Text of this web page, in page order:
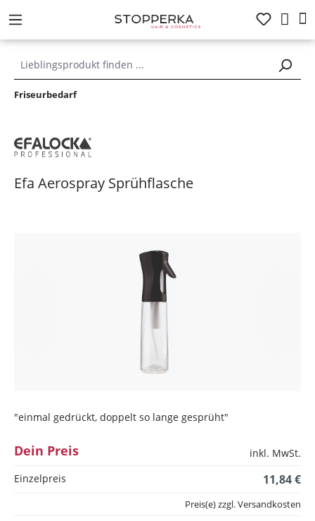
springen
Friseurbedarf
Efa Aerospray Sprühflasche
"einmal gedrückt, doppelt so lange gesprüht"
Dein Preis
inkl. MwSt.
Einzelpreis
11,84 €
Preis(e) zzgl. Versandkosten